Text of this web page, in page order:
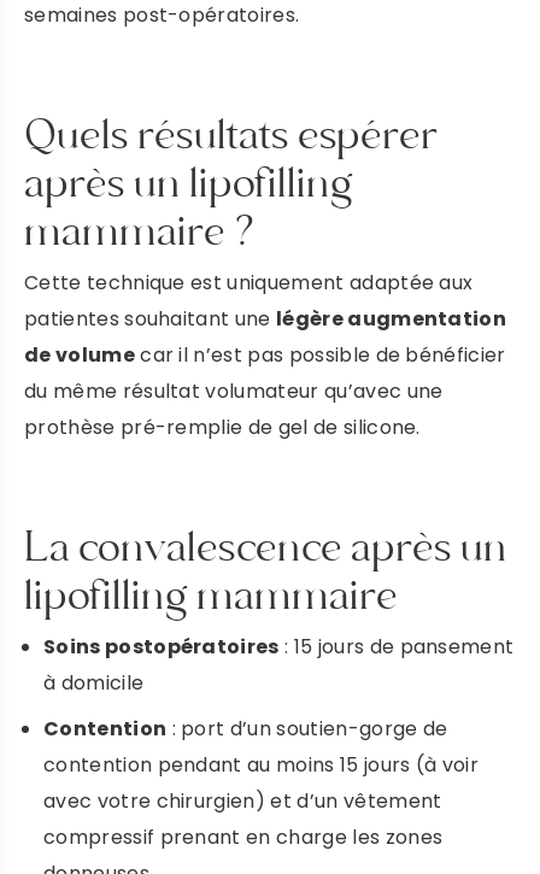
semaines post-opératoires.
Quels résultats espérer
après un lipofilling
mammaire ?
Cette technique est uniquement adaptée aux
patientes souhaitant une légère augmentation
de volumecar il n’est pas possible de bénéficier
du même résultat volumateur qu’avec une
prothèse pré-remplie de gel de silicone.
La convalescence après un
lipofilling mammaire
Soins postopératoires : 15 jours de pansement
à domicile
Contention : port d’un soutien-gorge de
contention pendant au moins 15 jours (à voir
avec votre chirurgien) et d’un vêtement
compressif prenant en charge les zones